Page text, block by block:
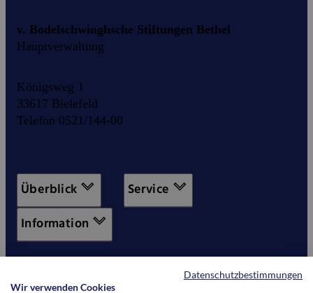
v. Bodelschwinghsche Stiftungen Bethel
Hauptverwaltung
Königsweg 1
33617 Bielefeld
Telefon 0521/144-00
Überblick
Service
Information
Datenschutzbestimmungen
Wir verwenden Cookies